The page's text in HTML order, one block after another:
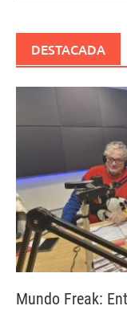
DESTACADA
Mundo Freak: